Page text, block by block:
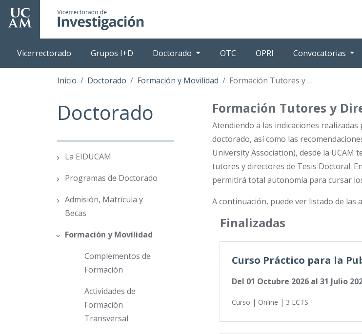
Pasar
principal
Vicerrectorado Grupos I+D Doctorado OTC OPRI Convocatorias
Inicio Doctorado Formación y Movilidad Formación Tutores y Directores
Doctorado
La EIDUCAM
Programas de Doctorado
Admisión, Matrícula y
Becas
Formación y Movilidad
Complementos de
Formación
Actividades de
Formación
Transversal
Formación Tutores y
Atendiendo a las indicaciones
doctorado, así como las
University Association), desde la
tutores y directores de Tesis Doctoral.
permitirá total autonomía para cursar
A continuación, puede ver listado de las
Finalizadas
Curso Práctico para la
Del 01 Octubre 2026 al 31 Julio
Curso | Online | 3 ECTS